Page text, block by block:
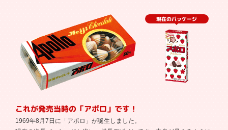
現在のパッケージ
これが発売当時の「アポロ」です！
1969年8月7日に「アポロ」が誕生しました。